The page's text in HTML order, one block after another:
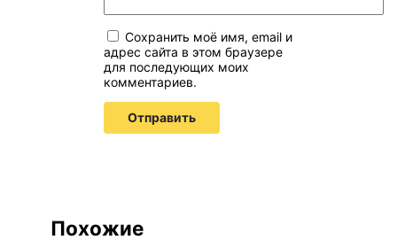
Сохранить моё имя, email и
адрес сайта в этом браузере
для последующих моих
комментариев.
Похожие